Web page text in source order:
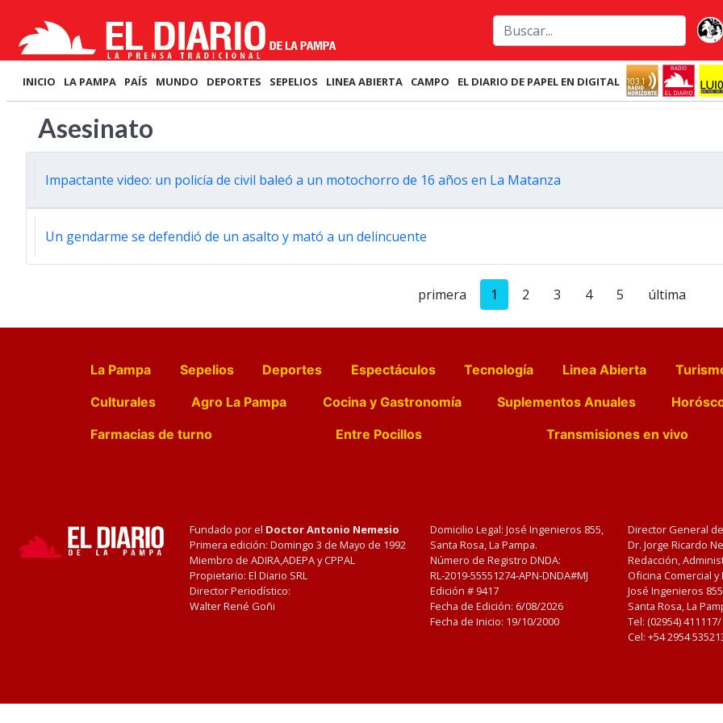
INICIO LA PAMPA PAÍS MUNDO DEPORTES SEPELIOS LINEA ABIERTA CAMPO EL DIARIO DE PAPEL EN DIGITAL
Asesinato
Impactante video: un policía de civil baleó a un motochorro de 16 años en La Matanza
Un gendarme se defendió de un asalto y mató a un delincuente
primera 1 2 3 4 5 última
La Pampa Sepelios Deportes Espectáculos Tecnología Linea Abierta
Culturales
Agro La Pampa Cocina y Gastronomía Suplementos Anuales
Farmacias de turno
Entre Pocillos Transmisiones en vivo
Fundado por el Doctor Antonio Nemesio
Primera edición: Domingo 3 de Mayo de 1992
Miembro de ADIRA,ADEPA y CPPAL
Propietario: El Diario SRL
Director Periodístico:
Walter René Goñi
Domicilio Legal: José Ingenieros 855,
Santa Rosa, La Pampa.
Número de Registro DNDA:
RL-2019-55551274-APN-DNDA#MJ
Edición # 9417
Fecha de Edición: 6/08/2026
Fecha de Inicio: 19/10/2000
Director General
Dr. Jorge Ricardo
Redacción,
Oficina Comercial
José Ingenieros
Santa Rosa, La
Tel: (02954)
Cel: +54 2954